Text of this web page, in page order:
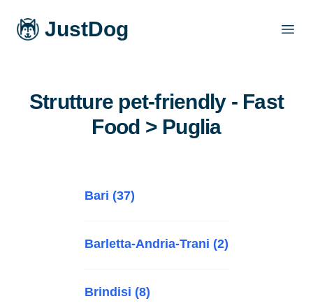
JustDog
Strutture pet-friendly - Fast
Food > Puglia
Bari (37)
Barletta-Andria-Trani (2)
Brindisi (8)